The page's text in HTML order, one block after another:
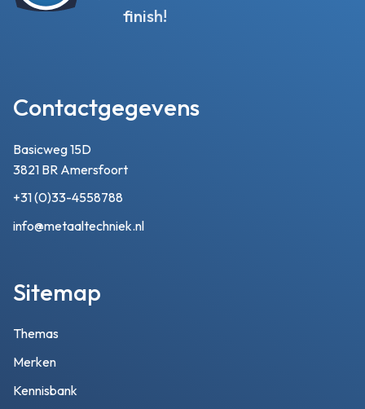
finish!
Contactgegevens
Basicweg 15D
3821 BR Amersfoort
+31 (0)33-4558788
info@metaaltechniek.nl
Sitemap
Themas
Merken
Kennisbank